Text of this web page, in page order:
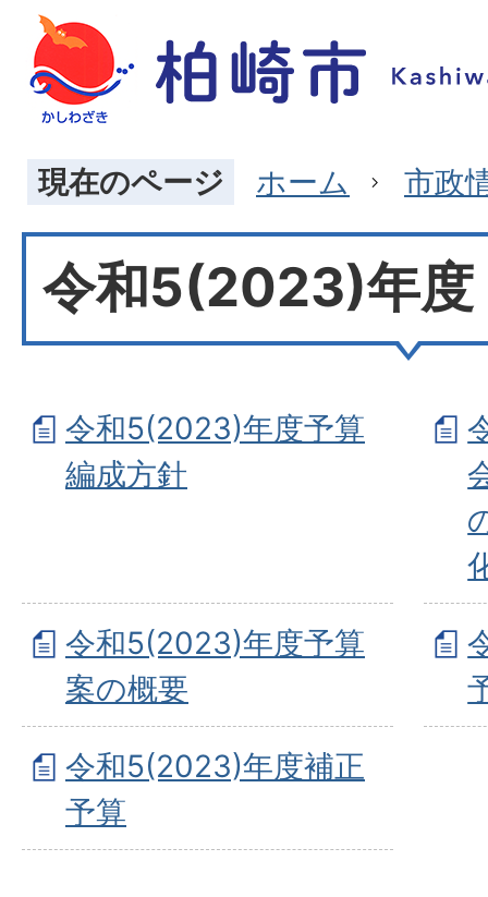
現在のページ ホーム 市政
令和5(2023)年度
令和5(2023)年度予算
編成方針
令和5(2023)年度予算
案の概要
令和5(2023)年度補正
予算